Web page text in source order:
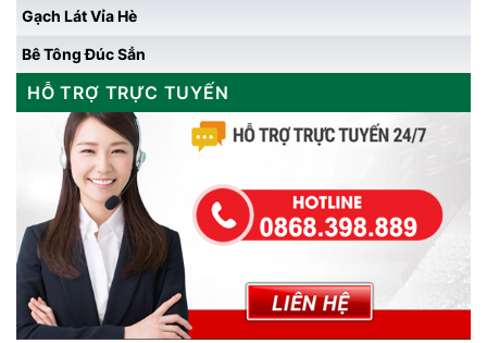
Gạch Lát Vỉa Hè
Bê Tông Đúc Sẳn
HỖ TRỢ TRỰC TUYẾN